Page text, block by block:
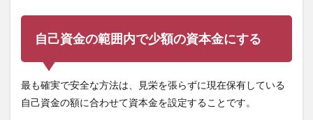
自己資金の範囲内で少額の資本金にする
最も確実で安全な方法は、見栄を張らずに現在保有している
自己資金の額に合わせて資本金を設定することです。